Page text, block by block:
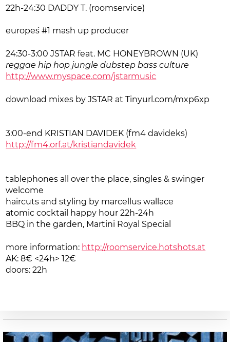
22h-24:30 DADDY T. (roomservice)
europe´s #1 mash up producer
24:30-3:00 JSTAR feat. MC HONEYBROWN (UK)
reggae hip hop jungle dubstep bass culture
http://www.myspace.com/jstarmusic
download mixes by JSTAR atTinyurl.com/mxp6xp
3:00-end KRISTIAN DAVIDEK (fm4 davideks)
http://fm4.orf.at/kristiandavidek
tablephones all over the place, singles & swinger
welcome
haircuts and styling by marcellus wallace
atomic cocktail happy hour 22h-24h
BBQ in the garden, Martini Royal Special
more information: http://roomservice.hotshots.at
AK: 8€ <24h> 12€
doors: 22h